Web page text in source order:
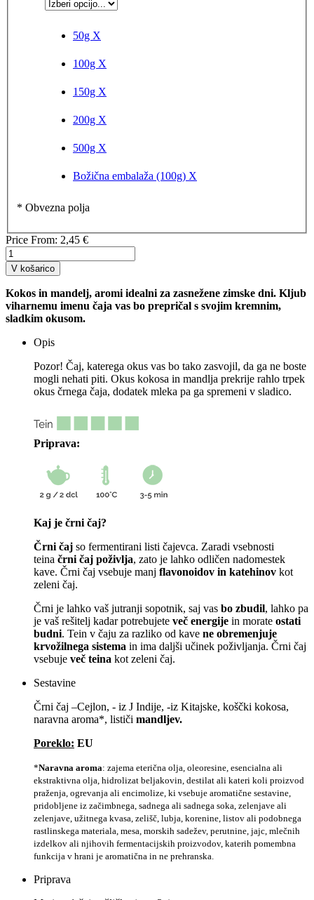
50g X
100g X
150g X
200g X
500g X
Božična embalaža (100g) X
* Obvezna polja
Price From: 2,45 €
V košarico
Kokos in mandelj, aromi idealni za zasnežene zimske dni. Kljub
viharnemu imenu čaja vas bo prepričal s svojim kremnim,
sladkim okusom.
Opis
Pozor! Čaj, katerega okus vas bo tako zasvojil, da ga ne boste
mogli nehati piti. Okus kokosa in mandlja prekrije rahlo trpek
okus črnega čaja, dodatek mleka pa ga spremeni v sladico.
Priprava:
Kaj je črni čaj?
Črni čaj so fermentirani listi čajevca. Zaradi vsebnosti
teina črni čaj poživlja, zato je lahko odličen nadomestek
kave. Črni čaj vsebuje manj flavonoidov in katehinov kot
zeleni čaj.
Črni je lahko vaš jutranji sopotnik, saj vas bo zbudil, lahko pa
je vaš rešitelj kadar potrebujete več energije in morate ostati
budni. Tein v čaju za razliko od kave ne obremenjuje
krvožilnega sistema in ima daljši učinek poživljanja. Črni čaj
vsebuje več teina kot zeleni čaj.
Sestavine
Črni čaj –Cejlon, - iz J Indije, -iz Kitajske, koščki kokosa,
naravna aroma*, lističi mandljev.
Poreklo: EU
*Naravna aroma: zajema eterična olja, oleoresine, esencialna ali
ekstraktivna olja, hidrolizat beljakovin, destilat ali kateri koli proizvod
praženja, ogrevanja ali encimolize, ki vsebuje aromatične sestavine,
pridobljene iz začimbnega, sadnega ali sadnega soka, zelenjave ali
zelenjave, užitnega kvasa, zelišč, lubja, korenine, listov ali podobnega
rastlinskega materiala, mesa, morskih sadežev, perutnine, jajc, mlečnih
izdelkov ali njihovih fermentacijskih proizvodov, katerih pomembna
funkcija v hrani je aromatična in ne prehranska.
Priprava